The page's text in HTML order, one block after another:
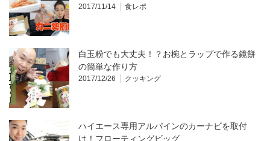
2017/11/14 食レポ
白玉粉でも大丈夫！？お椀とラップで作る鏡餅
の簡単な作り方
2017/12/26 クッキング
ハイエース専用アルパインのカーナビを取付
け！フローティングビッグ…